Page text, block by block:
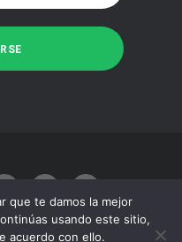
que te damos la mejor
usando este sitio,
acuerdo con ello.